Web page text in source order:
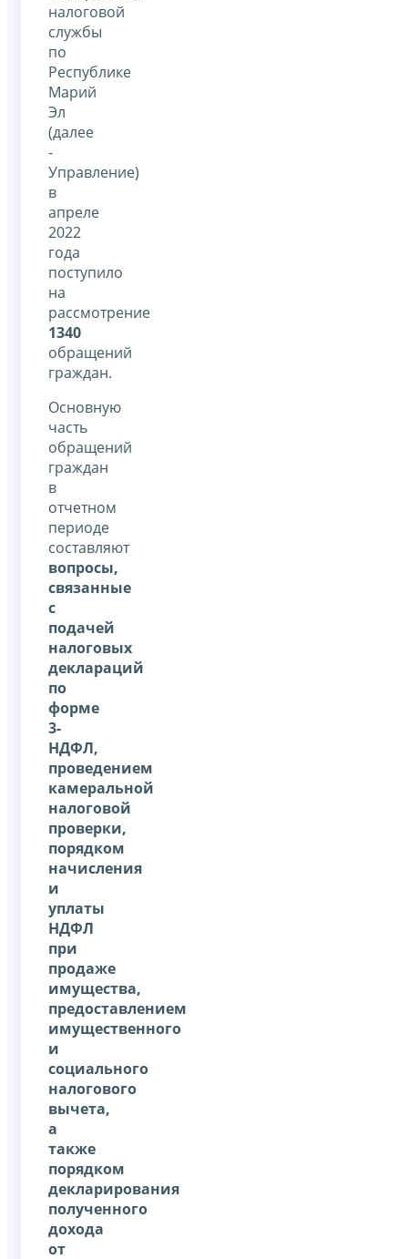
налоговой
службы
по
Республике
Марий
Эл
(далее
-
Управление)
в
апреле
2022
года
поступило
на
рассмотрение
1340
обращений
граждан.
Основную
часть
обращений
граждан
в
отчетном
периоде
составляют
вопросы,
связанные
с
подачей
налоговых
деклараций
по
форме
3-
НДФЛ,
проведением
камеральной
налоговой
проверки,
порядком
начисления
и
уплаты
НДФЛ
при
продаже
имущества,
предоставлением
имущественного
и
социального
налогового
вычета,
а
также
порядком
декларирования
полученного
дохода
от